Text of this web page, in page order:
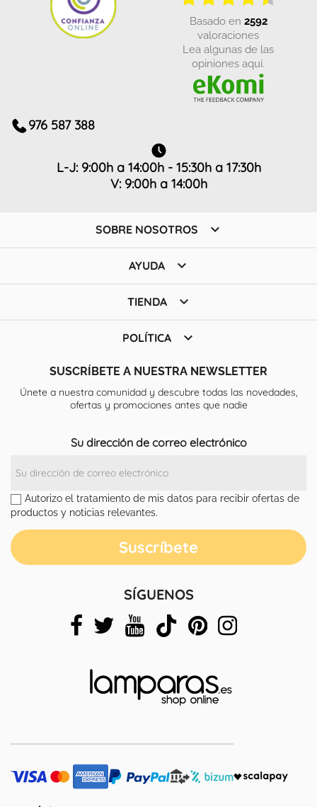
basado en 2592
valoraciones
Lea algunas de las
opiniones aquí.
976 587 388
L-J: 9:00h a 14:00h - 15:30h a 17:30h
V: 9:00h a 14:00h
SOBRE NOSOTROS 
AYUDA 
TIENDA 
POLÍTICA 
SUSCRÍBETE A NUESTRA NEWSLETTER
Únete a nuestra comunidad y descubre todas las novedades,
ofertas y promociones antes que nadie
Su dirección de correo electrónico
Autorizo el tratamiento de mis datos para recibir ofertas de
productos y noticias relevantes.
SÍGUENOS